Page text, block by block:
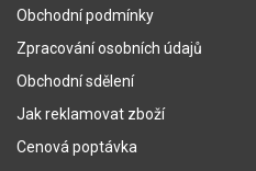
Obchodní podmínky
Zpracování osobních údajů
Obchodní sdělení
Jak reklamovat zboží
Cenová poptávka